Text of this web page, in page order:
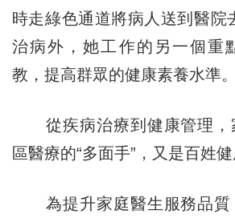
時走綠色通道將病人送到醫院
治病外，她工作的另一個重
教，提高群眾的健康素養水準。
從疾病治療到健康管理，
區醫療的“多面手”，又是百姓健
為提升家庭醫生服務品質